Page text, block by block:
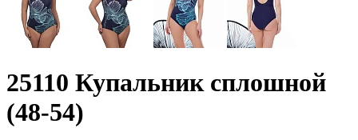
25110 Купальник сплошной
(48-54)